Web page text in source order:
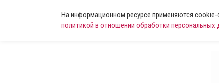
На информационном ресурсе применяются
политикой в отношении обработки персональных